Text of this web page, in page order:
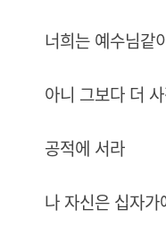
너희는 예수님같
아니 그보다 더
공적에 서라
나 자신은 십자